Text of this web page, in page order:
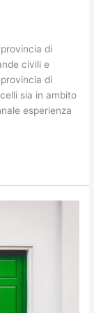
di
civili e
di
sia in ambito
esperienza